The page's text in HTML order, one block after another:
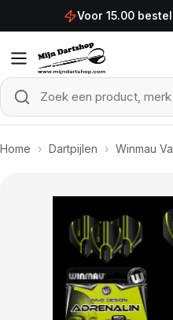
Ga naar de inhoud
Voor 15.00
Zoek een product, merk
Zoeken
Home › Dartpijlen › Winmau